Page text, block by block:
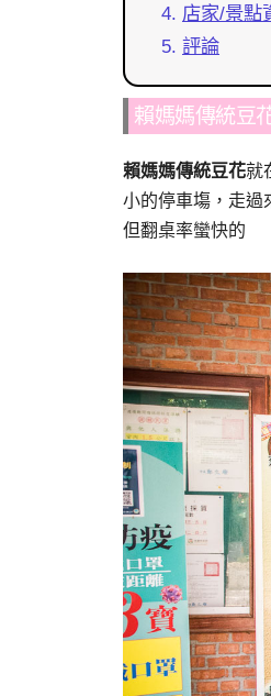
店家/景點
評論
賴媽媽傳統豆
賴媽媽傳統豆花就
小的停車塲，走過
但翻桌率蠻快的